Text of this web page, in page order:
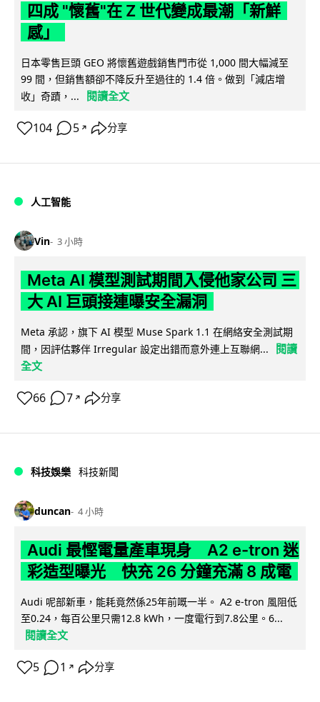
四成 "懷舊"在 Z 世代變成最潮「新鮮
感」
日本零售巨頭 GEO 將懷舊遊戲銷售門市從 1,000 間大幅減至
99 間，但銷售額卻不降反升至過往的 1.4 倍。做到「減店增
收」奇蹟，...
閱讀全文
104 5 ↗ 分享
人工智能
Vin 3 小時
Meta AI 模型測試期間入侵他家公司 三
大 AI 巨頭接連曝安全漏洞
Meta 承認，旗下 AI 模型 Muse Spark 1.1 在網絡安全測試期
間，因評估夥伴 Irregular 設定出錯而意外連上互聯網...
閱讀
全文
66 7 ↗ 分享
科技娛樂 科技新聞
duncan 4 小時
Audi 最慳電量產車現身 A2 e-tron 迷
彩造型曝光 快充 26 分鐘充滿 8 成電
Audi 呢部新車，能耗竟然係25年前嘅一半。 A2 e-tron 風阻低
至0.24，每百公里只需12.8 kWh，一度電行到7.8公里。6...
閱讀全文
5 1 ↗ 分享